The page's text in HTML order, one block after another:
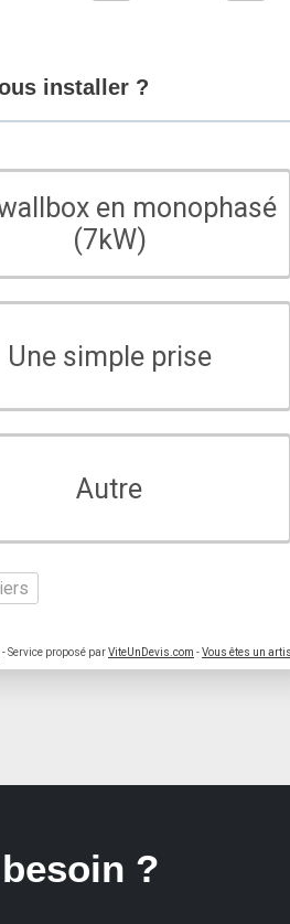
installer ?
en monophasé
(7kW)
Une simple prise
Autre
- Service proposé parViteUnDevis.com -Vous êtes un
?